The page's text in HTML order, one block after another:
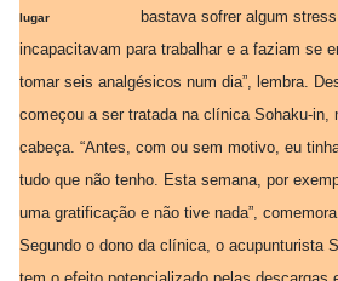
lugar
bastava sofrer algum
incapacitavam para trabalhar e a faziam se
tomar seis analgésicos num dia”, lembra.
começou a ser tratada na clínica Sohaku-in,
cabeça. “Antes, com ou sem motivo, eu
tudo que não tenho. Esta semana, por
uma gratificação e não tive nada”,
Segundo o dono da clínica, o acupunturista